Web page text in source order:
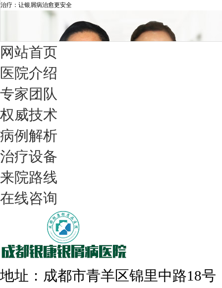
治疗：让银屑病治愈更安全
我们只治银屑病，我们在成都坐诊
308nm激光：银屑病治疗更高效
网站首页
医院介绍
专家团队
权威技术
病例解析
治疗设备
来院路线
在线咨询
地址：成都市青羊区锦里中路18